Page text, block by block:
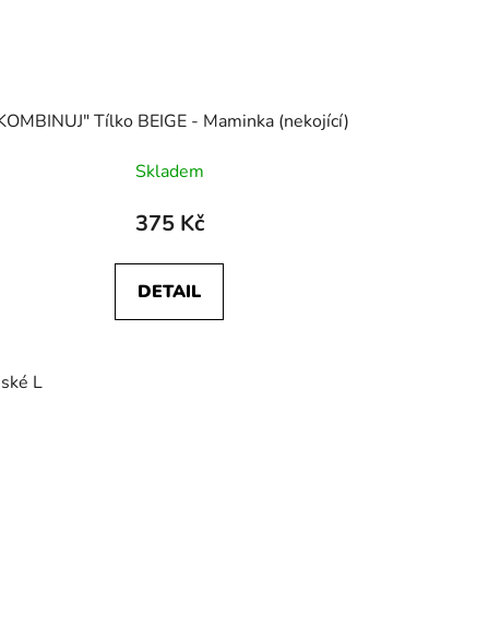
Tílko BEIGE - Maminka (nekojící)
Skladem
375 Kč
DETAIL
L